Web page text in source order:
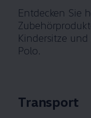
Entdecken Sie
Kindersitze
Polo.
Transport